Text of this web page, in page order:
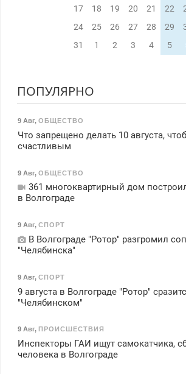
17
18 19 20 21 22
24
25 26 27 28 29
31
1 2 3 4 5
ПОПУЛЯРНО
9 Авг, ОБЩЕСТВО
Что запрещено делать 10 августа,
счастливым
9 Авг, ОБЩЕСТВО
361 многоквартирный дом
в Волгограде
9 Авг, СПОРТ
В Волгограде "Ротор" разгромил
"Челябинска"
9 Авг, СПОРТ
9 августа в Волгограде "Ротор"
"Челябинском"
9 Авг, ПРОИСШЕСТВИЯ
Инспекторы ГАИ ищут самокатчика,
человека в Волгограде